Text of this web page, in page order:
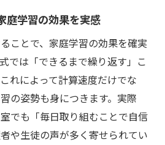
庭学習の効果を実感
ことで、家庭学習の効果を確実
では「できるまで繰り返す」こ
れによって計算速度だけでな
の姿勢も身につきます。実際
でも「毎日取り組むことで自信
や生徒の声が多く寄せられてい